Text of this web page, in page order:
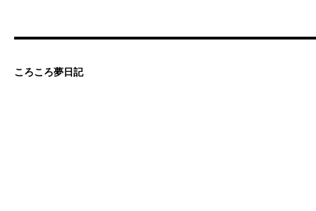
ころころ夢日記